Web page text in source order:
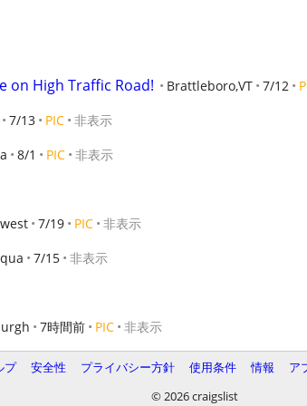
on High Traffic Road! Brattleboro,VT 7/12
7/13 PIC 非表示
8/1 PIC 非表示
7/19 PIC 非表示
7/15 非表示
7時間前 PIC 非表示
プ 安全性 プライバシー方針 使用条件 情報 ア
© 2026 craigslist